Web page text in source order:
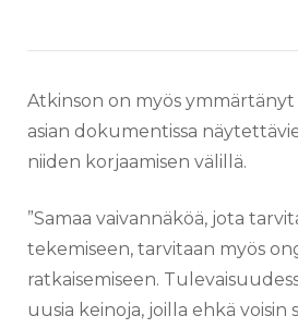
Atkinson on myös
asian dokumentissa
niiden korjaamisen välillä.
”Samaa vaivannäköä, jota
tekemiseen, tarvitaan myös
ratkaisemiseen.
uusia keinoja, joilla ehkä voisin